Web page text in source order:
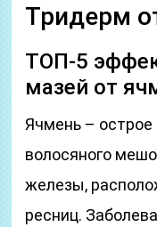
Тридерм
ТОП-5
мазей от
Ячмень –
волосяного
железы,
ресниц.